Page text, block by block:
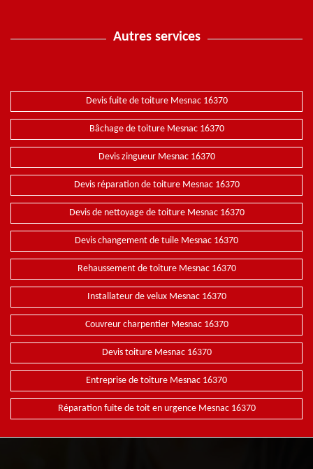
Autres services
Devis fuite de toiture Mesnac 16370
Bâchage de toiture Mesnac 16370
Devis zingueur Mesnac 16370
Devis réparation de toiture Mesnac 16370
Devis de nettoyage de toiture Mesnac 16370
Devis changement de tuile Mesnac 16370
Rehaussement de toiture Mesnac 16370
Installateur de velux Mesnac 16370
Couvreur charpentier Mesnac 16370
Devis toiture Mesnac 16370
Entreprise de toiture Mesnac 16370
Réparation fuite de toit en urgence Mesnac 16370